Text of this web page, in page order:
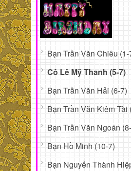
Bạn Trần Văn Chiêu (1-
Cô Lê Mỹ Thanh (5-7)
Bạn Trần Văn Hải (6-7)
Bạn Trần Văn Kiêm Tài
Bạn Trần Văn Ngoán
Bạn Hồ Minh (10-7)
Bạn Nguyễn Thành